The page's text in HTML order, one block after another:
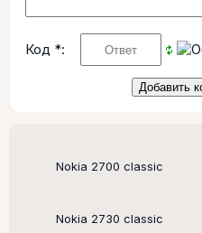
Код *:
Поддерживаемые модели
Nokia 2700 classic
Nokia 2730 classic